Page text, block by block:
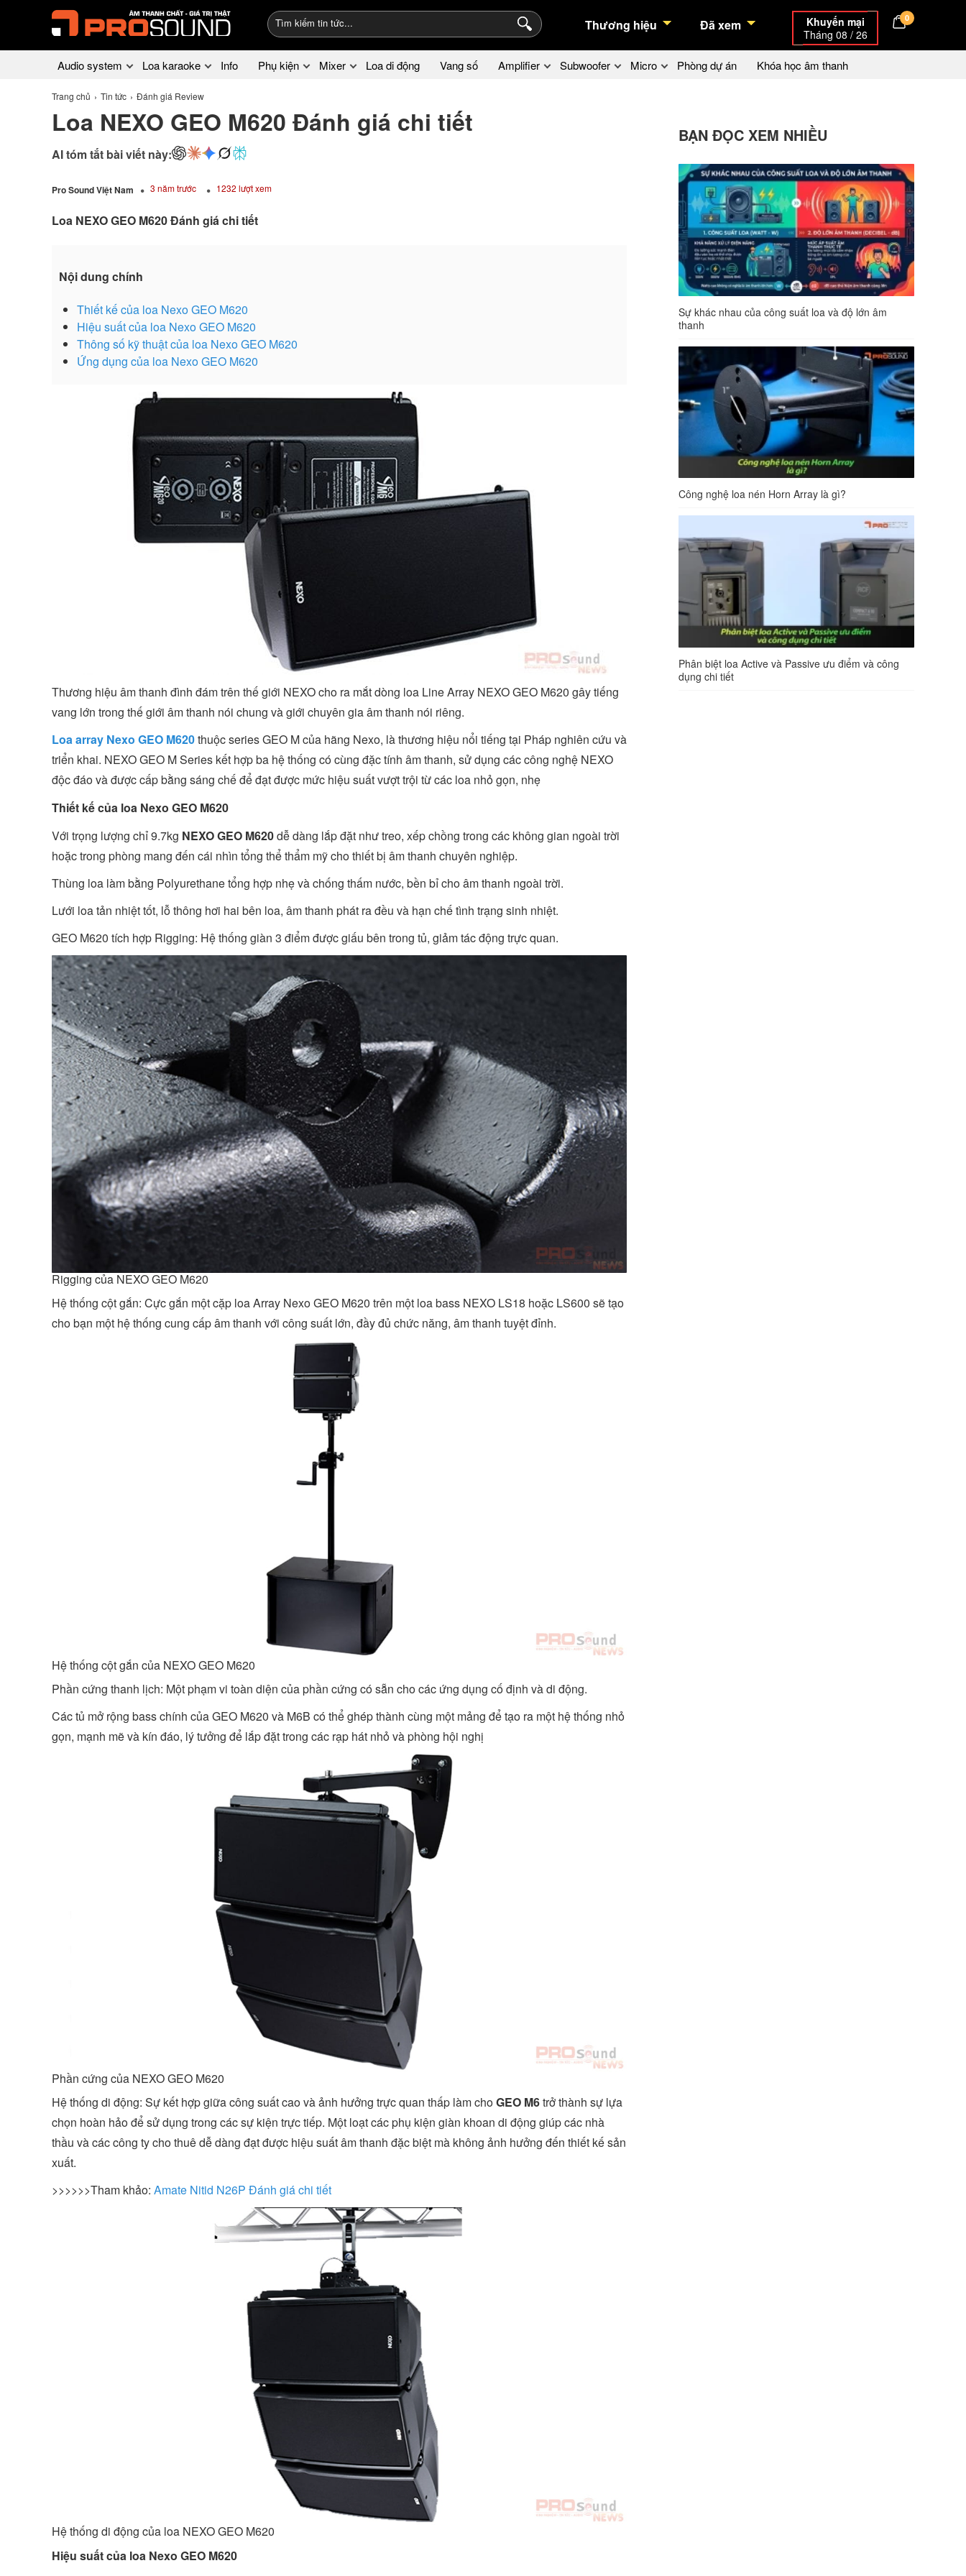
Thương hiệu Đã xem
Khuyến mại
Tháng 08 / 26
0
Audio system Loa karaoke Info Phụ kiện Mixer Loa di động Vang số Amplifier Subwoofer Micro Phòng dự án Khóa học âm thanh
Trang chủ Tin tức Đánh giá Review
Loa NEXO GEO M620 Đánh giá chi tiết
AI tóm tắt bài viết này:
Pro Sound Việt Nam 3 năm trước 1232 lượt xem
Loa NEXO GEO M620 Đánh giá chi tiết
Nội dung chính
Thiết kế của loa Nexo GEO M620
Hiệu suất của loa Nexo GEO M620
Thông số kỹ thuật của loa Nexo GEO M620
Ứng dụng của loa Nexo GEO M620
Thương hiệu âm thanh đình đám trên thế giới NEXO cho ra mắt dòng loa Line Array NEXO GEO M620 gây tiếng
vang lớn trong thế giới âm thanh nói chung và giới chuyên gia âm thanh nói riêng.
Loa array Nexo GEO M620thuộc series GEO M của hãng Nexo, là thương hiệu nổi tiếng tại Pháp nghiên cứu và
triển khai. NEXO GEO M Series kết hợp ba hệ thống có cùng đặc tính âm thanh, sử dụng các công nghệ NEXO
độc đáo và được cấp bằng sáng chế để đạt được mức hiệu suất vượt trội từ các loa nhỏ gọn, nhẹ
Thiết kế của loa Nexo GEO M620
Với trọng lượng chỉ 9.7kg NEXO GEO M620dễ dàng lắp đặt như treo, xếp chồng trong các không gian ngoài trời
hoặc trong phòng mang đến cái nhìn tổng thể thẩm mỹ cho thiết bị âm thanh chuyên nghiệp.
Thùng loa làm bằng Polyurethane tổng hợp nhẹ và chống thấm nước, bền bỉ cho âm thanh ngoài trời.
Lưới loa tản nhiệt tốt, lỗ thông hơi hai bên loa, âm thanh phát ra đều và hạn chế tình trạng sinh nhiệt.
GEO M620 tích hợp Rigging: Hệ thống giàn 3 điểm được giấu bên trong tủ, giảm tác động trực quan.
Rigging của NEXO GEO M620
Hệ thống cột gắn: Cực gắn một cặp loa Array Nexo GEO M620 trên một loa bass NEXO LS18 hoặc LS600 sẽ tạo
cho bạn một hệ thống cung cấp âm thanh với công suất lớn, đầy đủ chức năng, âm thanh tuyệt đỉnh.
Hệ thống cột gắn của NEXO GEO M620
Phần cứng thanh lịch: Một phạm vi toàn diện của phần cứng có sẵn cho các ứng dụng cố định và di động.
Các tủ mở rộng bass chính của GEO M620 và M6B có ​​thể ghép thành cùng một mảng để tạo ra một hệ thống nhỏ
gọn, mạnh mẽ và kín đáo, lý tưởng để lắp đặt trong các rạp hát nhỏ và phòng hội nghị
Phần cứng của NEXO GEO M620
Hệ thống di động: Sự kết hợp giữa công suất cao và ảnh hưởng trực quan thấp làm choGEO M6trở thành sự lựa
chọn hoàn hảo để sử dụng trong các sự kiện trực tiếp. Một loạt các phụ kiện giàn khoan di động giúp các nhà
thầu và các công ty cho thuê dễ dàng đạt được hiệu suất âm thanh đặc biệt mà không ảnh hưởng đến thiết kế sản
xuất.
>>>>>>Tham khảo: Amate Nitid N26P Đánh giá chi tiết
Hệ thống di động của loa NEXO GEO M620
Hiệu suất của loa Nexo GEO M620
BẠN ĐỌC XEM NHIỀU
Sự khác nhau của công suất loa và độ lớn âm
thanh
Công nghệ loa nén Horn Array là gì?
Phân biệt loa Active và Passive ưu điểm và công
dụng chi tiết